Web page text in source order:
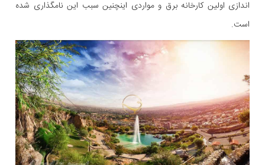
اندازی اولین کارخانه برق و مواردی اینچنین سبب این نامگذاری شده
است.